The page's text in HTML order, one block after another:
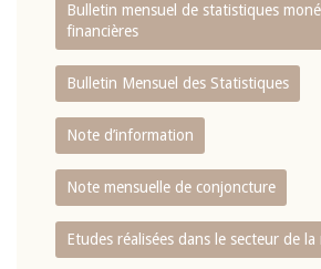
Bulletin mensuel de statistiques
financières
Bulletin Mensuel des Statistiques
Note d’information
Note mensuelle de conjoncture
Etudes réalisées dans le secteur de